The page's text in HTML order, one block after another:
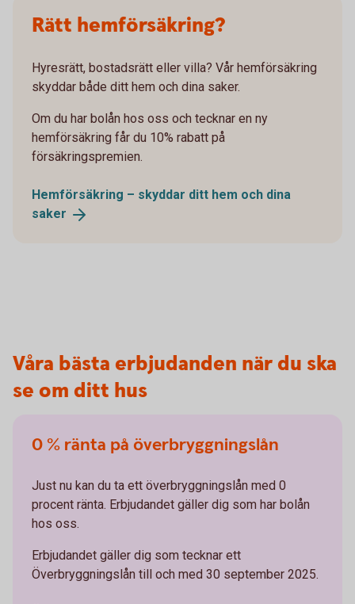
Rätt hemförsäkring?
Hyresrätt, bostadsrätt eller villa? Vår hemförsäkring
skyddar både ditt hem och dina saker.
Om du har bolån hos oss och tecknar en ny
hemförsäkring får du 10% rabatt på
försäkringspremien.
Hemförsäkring – skyddar ditt hem och dina
saker
Våra bästa erbjudanden när du ska
se om ditt hus
0 % ränta på överbryggningslån
Just nu kan du ta ett överbryggningslån med 0
procent ränta. Erbjudandet gäller dig som har bolån
hos oss.
Erbjudandet gäller dig som tecknar ett
Överbryggningslån till och med 30 september 2025.